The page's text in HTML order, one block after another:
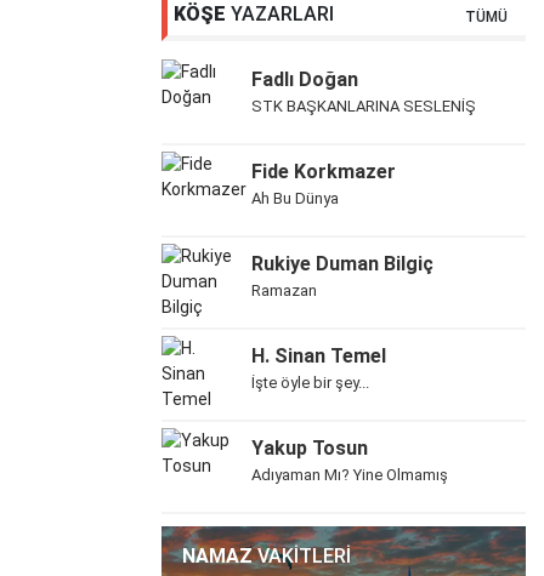
KÖŞE YAZARLARI TÜMÜ
Fadlı Doğan
STK BAŞKANLARINA SESLENİŞ
Fide Korkmazer
Ah Bu Dünya
Rukiye Duman Bilgiç
Ramazan
H. Sinan Temel
İşte öyle bir şey...
Yakup Tosun
Adıyaman Mı? Yine Olmamış
NAMAZVAKİTLERİ